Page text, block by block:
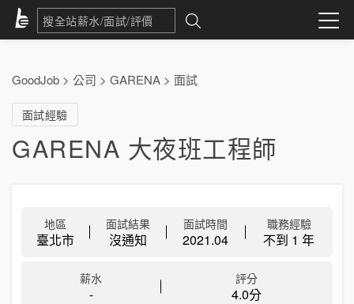
GoodJob > 公司 > GARENA > 面試
面試經驗
GARENA 大夜班工程師
地區
臺北市
面試結果
沒通知
面試時間
2021.04
職務經驗
不到 1 年
薪水
-
評分
4.0分